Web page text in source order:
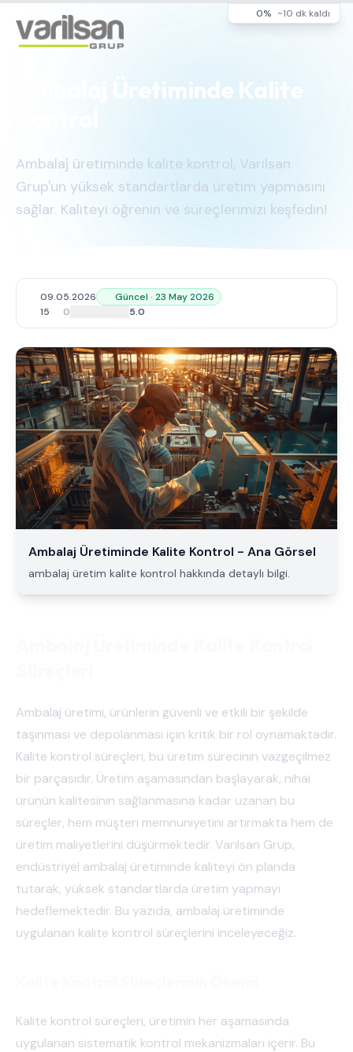
0% ~10 dk kaldı
Ambalaj Üretiminde Kalite
Ambalaj üretiminde kalite kontrol, Varilsan
Grup'un yüksek standartlarda üretim yapmasını
sağlar. Kaliteyi öğrenin ve süreçlerimizi keşfedin!
09.05.2026
Güncel · 23 May 2026
15
0 5.0
Ambalaj Üretiminde Kalite Kontrol - Ana Görsel
ambalaj üretim kalite kontrol hakkında detaylı bilgi.
Ambalaj üretimi, ürünlerin güvenli ve etkili bir şekilde
taşınması ve depolanması için kritik bir rol oynamaktadır.
Kalite kontrol süreçleri, bu üretim sürecinin vazgeçilmez
bir parçasıdır. Üretim aşamasından başlayarak, nihai
ürünün kalitesinin sağlanmasına kadar uzanan bu
süreçler, hem müşteri memnuniyetini artırmakta hem de
üretim maliyetlerini düşürmektedir. Varilsan Grup,
endüstriyel ambalaj üretiminde kaliteyi ön planda
tutarak, yüksek standartlarda üretim yapmayı
hedeflemektedir. Bu yazıda, ambalaj üretiminde
uygulanan kalite kontrol süreçlerini inceleyeceğiz.
Kalite kontrol süreçleri, üretimin her aşamasında
uygulanan sistematik kontrol mekanizmaları içerir. Bu